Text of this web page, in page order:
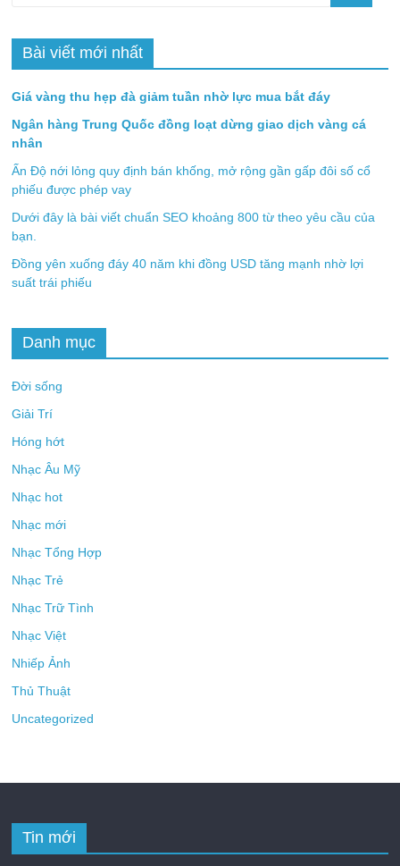
Bài viết mới nhất
Giá vàng thu hẹp đà giảm tuần nhờ lực mua bắt đáy
Ngân hàng Trung Quốc đồng loạt dừng giao dịch vàng cá
nhân
Ấn Độ nới lỏng quy định bán khống, mở rộng gần gấp đôi số cổ
phiếu được phép vay
Dưới đây là bài viết chuẩn SEO khoảng 800 từ theo yêu cầu của
bạn.
Đồng yên xuống đáy 40 năm khi đồng USD tăng mạnh nhờ lợi
suất trái phiếu
Danh mục
Đời sống
Giải Trí
Hóng hớt
Nhạc Âu Mỹ
Nhạc hot
Nhạc mới
Nhạc Tổng Hợp
Nhạc Trẻ
Nhạc Trữ Tình
Nhạc Việt
Nhiếp Ảnh
Thủ Thuật
Uncategorized
Tin mới